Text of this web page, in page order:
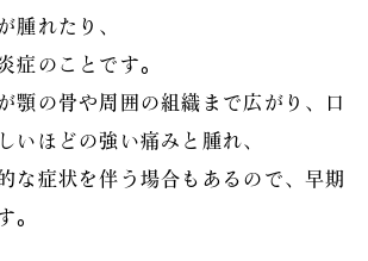
腫れたり、
症のことです。
顎の骨や周囲の組織まで広がり、口
いほどの強い痛みと腫れ、
な症状を伴う場合もあるので、早期
。